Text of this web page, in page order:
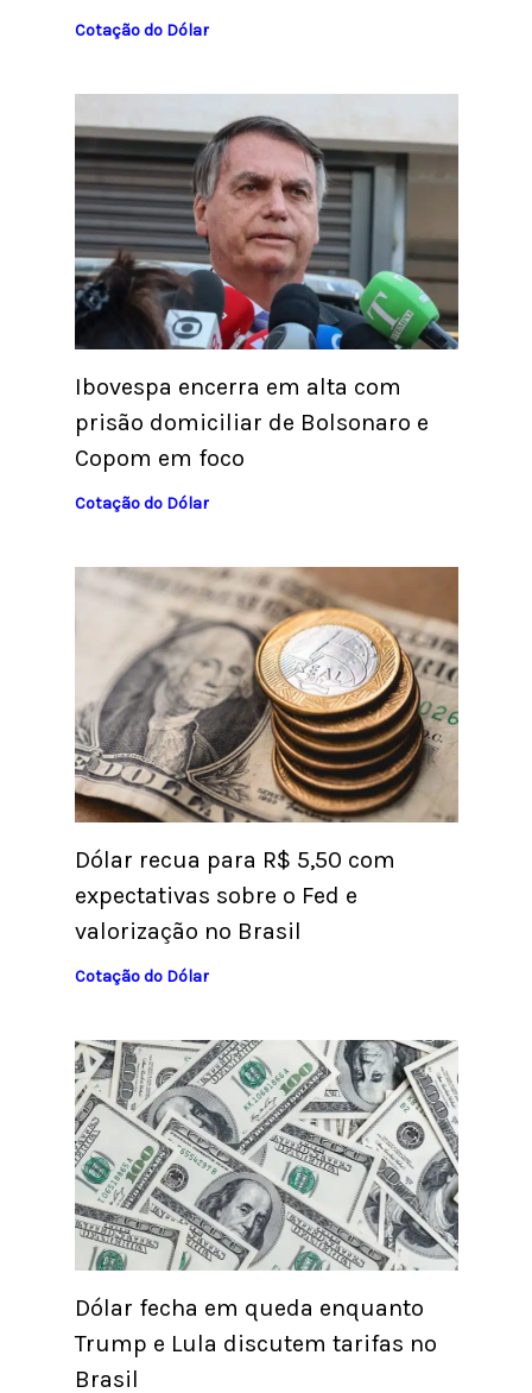
Cotação do Dólar
Ibovespa encerra em alta com
prisão domiciliar de Bolsonaro e
Copom em foco
Cotação do Dólar
Dólar recua para R$ 5,50 com
expectativas sobre o Fed e
valorização no Brasil
Cotação do Dólar
Dólar fecha em queda enquanto
Trump e Lula discutem tarifas no
Brasil